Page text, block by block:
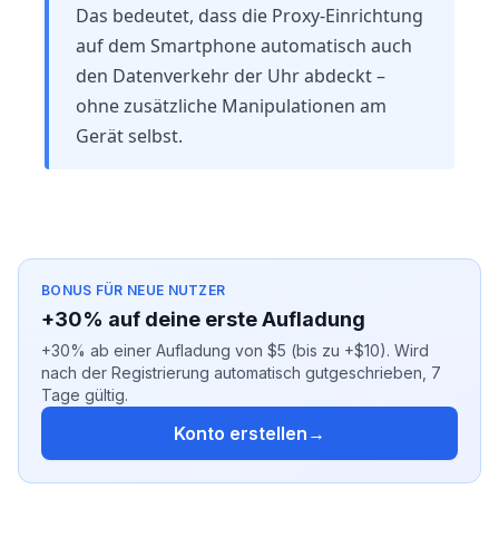
Das bedeutet, dass die Proxy-Einrichtung
auf dem Smartphone automatisch auch
den Datenverkehr der Uhr abdeckt –
ohne zusätzliche Manipulationen am
Gerät selbst.
BONUS FÜR NEUE NUTZER
+30% auf deine erste Aufladung
+30% ab einer Aufladung von $5 (bis zu +$10). Wird
nach der Registrierung automatisch gutgeschrieben, 7
Tage gültig.
Konto erstellen →